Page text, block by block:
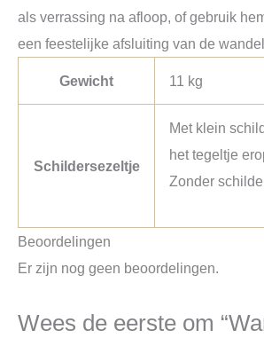
als verrassing na afloop, of gebruik
een feestelijke afsluiting van de
Gewicht 11 kg
Schildersezeltje
Met klein
het tegeltje
Zonder
Beoordelingen
Er zijn nog geen beoordelingen.
Wees de eerste om